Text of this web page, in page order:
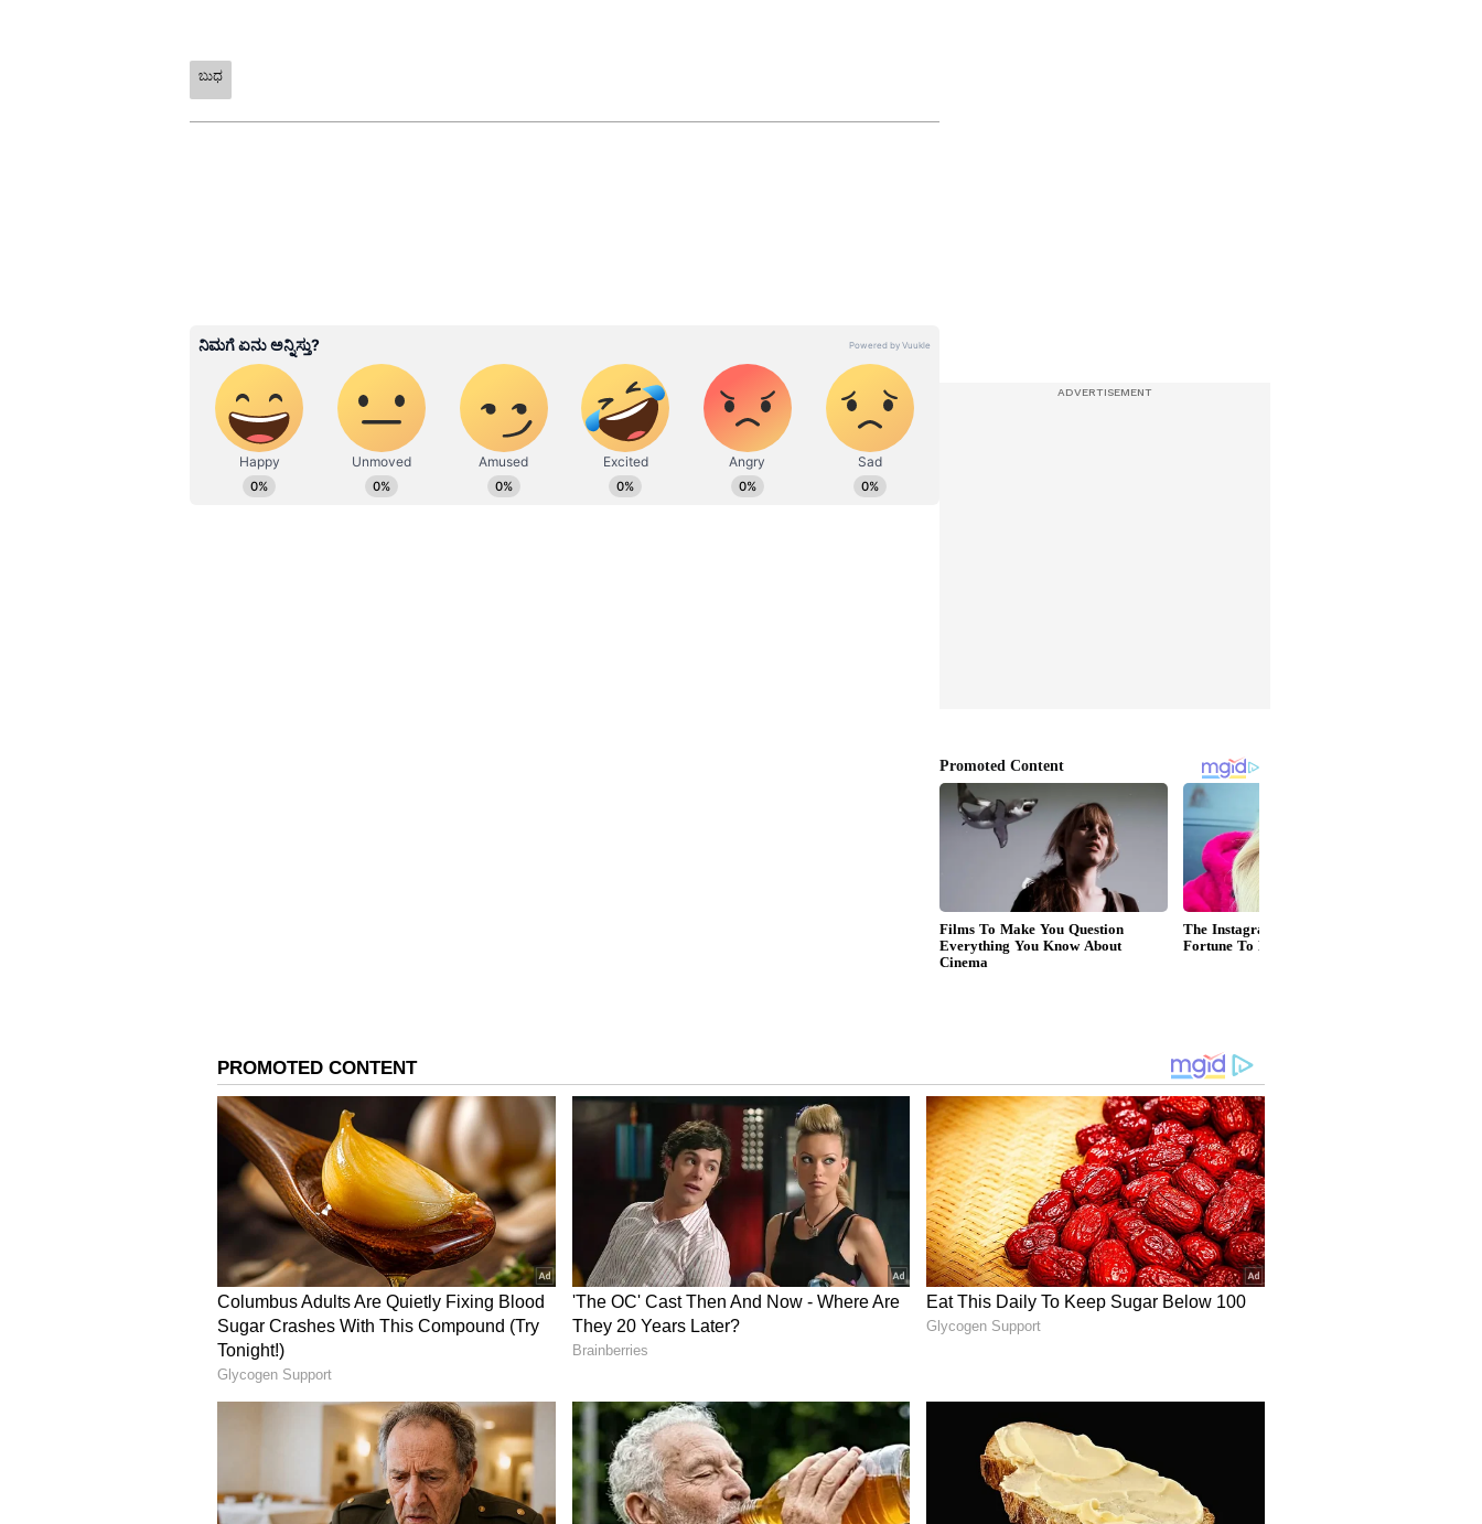
ಮೇಷ ರಾಶಿಯವರಿಗೆ ಬುಧವು ಐದನೇ ಮನೆಯಲ್ಲಿ ನೇರವಾಗಿರುತ್ತದೆ. ಮೇಷ ರಾಶಿಯ ಜನರು ಈ ಅವಧಿಯಲ್ಲಿ
ಸಿಂಹ ರಾಶಿ (Leo)
ಬುಧ ನಿಮ್ಮ 2ನೇ ಮತ್ತು 11ನೇ ಮನೆಯ ಅಧಿಪತಿಯಾಗಿದ್ದು ಈಗ ನೇರವಾಗಿ 1ನೇ ಮನೆಗೆ ತಿರುಗುತ್ತಾನೆ. ಇಲ್ಲಿಂದ
ನಿಮ್ಮ ಏಳನೇ ಮನೆಯಲ್ಲಿ ಬುಧ ಕಾಣಿಸಿಕೊಳ್ಳುತ್ತಾನೆ. ವೃತ್ತಿಪರ ಕ್ಷೇತ್ರಕ್ಕೆ ಸೇರಿದ ಈ ರಾಶಿಚಕ್ರ ಚಿಹ್ನೆಯ ಜನರು
ತಮ್ಮ ವೃತ್ತಿಜೀವನದಲ್ಲಿ ಉತ್ತಮ ಅವಕಾಶಗಳನ್ನು ಕಂಡುಕೊಳ್ಳುವಾಗ ಉದ್ಯೋಗದ ಬೆಳವಣಿಗೆ ಮತ್ತು
ಯಶಸ್ಸನ್ನು ಖಂಡಿತವಾಗಿ ಪಡೆಯುತ್ತಾರೆ. ನೀವು ವಿದೇಶಕ್ಕೆ ಹೋಗುವ ಅವಕಾಶವನ್ನು ಪಡೆಯುತ್ತೀರಿ.ನೀವು
ವಿವಿಧ ವ್ಯಾಪಾರ ಯೋಜನೆಗಳನ್ನು ಮಾಡಲು ಮತ್ತು ಹೆಚ್ಚಿನ ಲಾಭವನ್ನು ಪಡೆಯಬಹುದು.
ತುಲಾ ರಾಶಿ (Libra )
ತುಲಾ ರಾಶಿಯವರಿಗೆ, ಬುಧವು ಒಂಬತ್ತನೇ ಮತ್ತು ಹನ್ನೆರಡನೇ ಮನೆಗಳ ಅಧಿಪತಿಯಾಗಿದ್ದು, ಈ ಸಮಯದಲ್ಲಿ
ನಿಮ್ಮ ಹನ್ನೊಂದನೇ ಮನೆಗೆ ನೇರವಾಗಿ ಹೋಗುತ್ತಾನೆ. ಅಂತಹ ಪರಿಸ್ಥಿತಿಯಲ್ಲಿ, ಉದ್ಯೋಗವನ್ನು ಬದಲಾಯಿಸಲು
ಹೋಗಲು ಇಚ್ಛಿಸುವವರು ಮತ್ತು ಇಲ್ಲಿಯವರೆಗೆ ಸರಿಯಾದ ಅವಕಾಶವನ್ನು ಪಡೆಯಲಿಲ್ಲ, ಬುಧ ನೇರವಾಗಿ
ತಿರುಗಿದ ತಕ್ಷಣ ಈ ವಿಷಯದಲ್ಲಿ ಒಳ್ಳೆಯ ಸುದ್ದಿ ಪಡೆಯಬಹುದು.
ABOUT THE AUTHOR
Sushma Hegde
ಬುಧ